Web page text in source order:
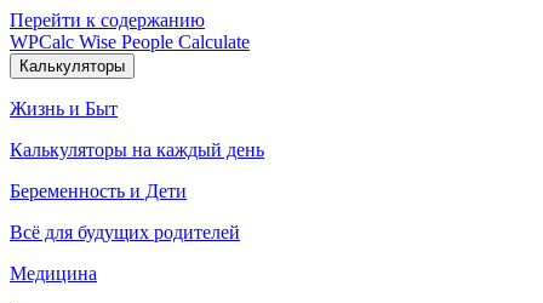
Перейти к содержанию
WPCalc Wise People Calculate
Калькуляторы
Жизнь и Быт
Калькуляторы на каждый день
Беременность и Дети
Всё для будущих родителей
Медицина